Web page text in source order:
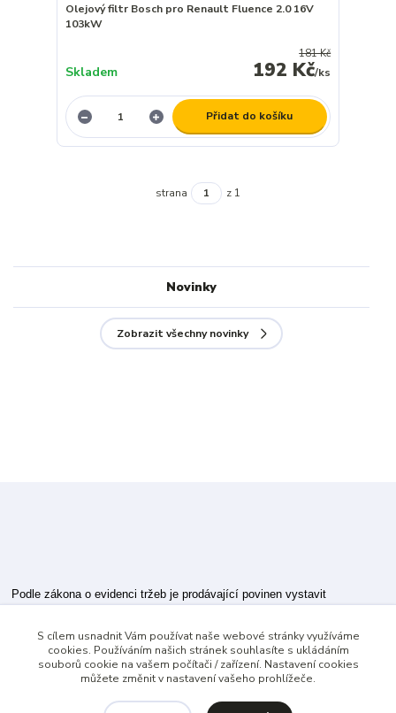
Olejový filtr Bosch pro Renault Fluence 2.0 16V
103kW
181 Kč
192 Kč/ks
Skladem
Přidat do košíku
strana z 1
Novinky
Zobrazit všechny novinky
Podle zákona o evidenci tržeb je prodávající povinen vystavit
Zároveň je povinen zaevidovat přijatou tržbu u správce daně online; v
případě technického výpadku pak nejpozději do 48 hodin.
S cílem usnadnit Vám používat naše webové stránky využíváme
cookies. Používáním našich stránek souhlasíte s ukládáním
souborů cookie na vašem počítači / zařízení. Nastavení cookies
můžete změnit v nastavení vašeho prohlížeče.